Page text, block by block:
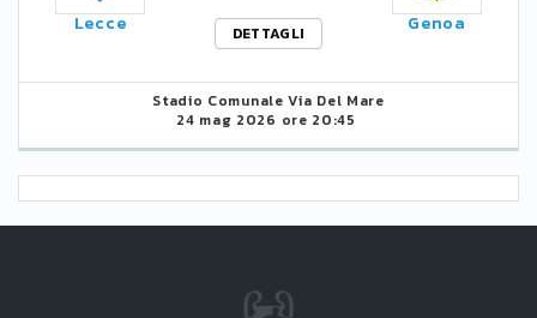
Lecce
DETTAGLI
Genoa
Stadio Comunale Via Del Mare
24 mag 2026 ore 20:45